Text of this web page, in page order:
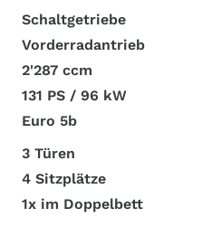
Schaltgetriebe
Vorderradantrieb
2'287 ccm
131 PS / 96 kW
Euro 5b
3 Türen
4 Sitzplätze
1x im Doppelbett